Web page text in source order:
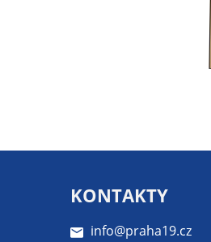
KONTAKTY
info@praha19.cz